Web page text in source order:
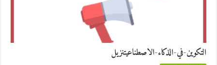
التكوين-في-الذكاء-الاصطناعيتنزيل